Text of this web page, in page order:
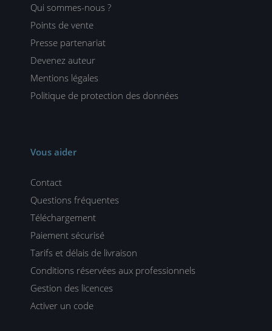
Qui sommes-nous ?
Points de vente
Presse partenariat
Devenez auteur
Mentions légales
Politique de protection des données
Vous aider
Contact
Questions fréquentes
Téléchargement
Paiement sécurisé
Tarifs et délais de livraison
Conditions réservées aux professionnels
Gestion des licences
Activer un code